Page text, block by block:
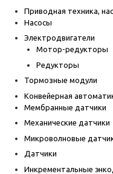
Приводная техника,
Насосы
Электродвигатели
Мотор-редукторы
Редукторы
Тормозные модули
Конвейерная
Мембранные датчики
Механические датчики
Микроволновые
Датчики
Инкрементальные